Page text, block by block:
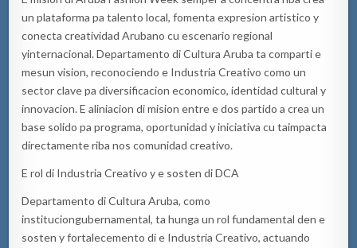
un plataforma pa talento local, fomentaexpresion artistico y
conecta creatividadArubano cu escenario regional
yinternacional. Departamento di Cultura Arubata compartie
mesun vision, reconociendo e Industria Creativo como un
sector clavepa diversificacion economico, identidad culturaly
innovacion. Ealiniacion dimision entre edos partido a crea un
base solidopa programa, oportunidadyiniciativacu taimpacta
directamente riba nos comunidad creativo.
E rol di Industria Creativo y e sosten di DCA
Departamento di Cultura Aruba, como
instituciongubernamental,ta hunga un rol fundamental den e
sosten yfortalecemento di e Industria Creativo, actuando